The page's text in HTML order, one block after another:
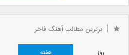
برترین مطالب آهنگ فاخر
روز هفته